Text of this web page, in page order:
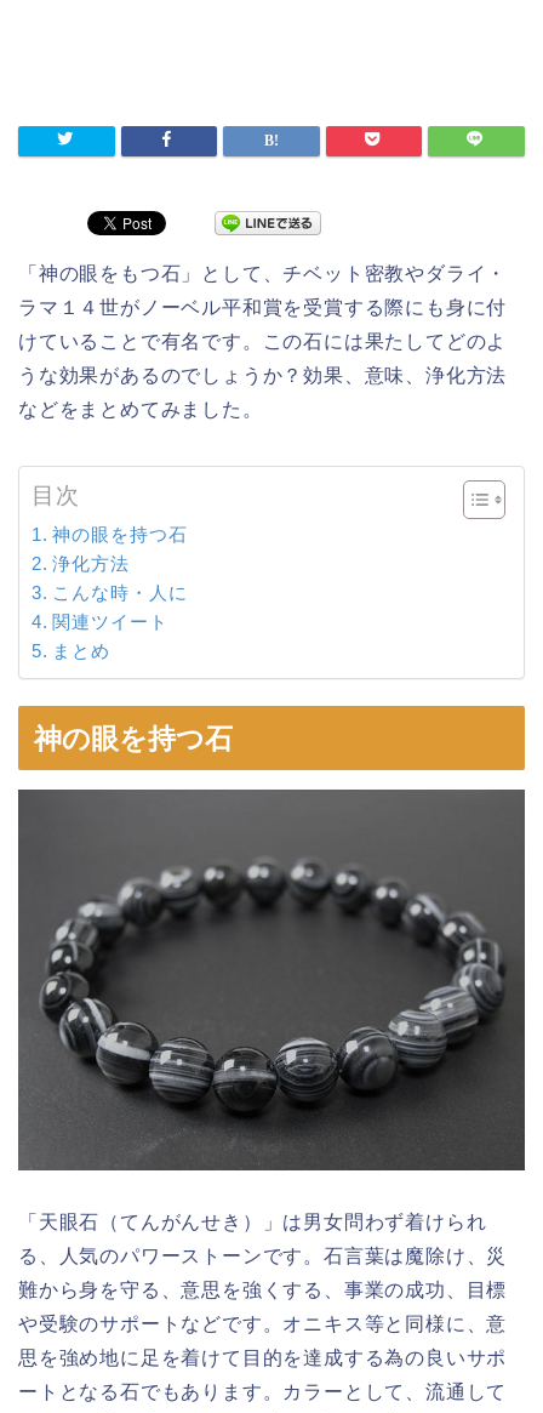
「神の眼をもつ石」として、チベット密教やダライ・
ラマ１４世がノーベル平和賞を受賞する際にも身に付
けていることで有名です。この石には果たしてどのよ
うな効果があるのでしょうか？効果、意味、浄化方法
などをまとめてみました。
目次
神の眼を持つ石
浄化方法
こんな時・人に
関連ツイート
まとめ
神の眼を持つ石
「天眼石（てんがんせき）」は男女問わず着けられ
る、人気のパワーストーンです。石言葉は魔除け、災
難から身を守る、意思を強くする、事業の成功、目標
や受験のサポートなどです。オニキス等と同様に、意
思を強め地に足を着けて目的を達成する為の良いサポ
ートとなる石でもあります。カラーとして、流通して